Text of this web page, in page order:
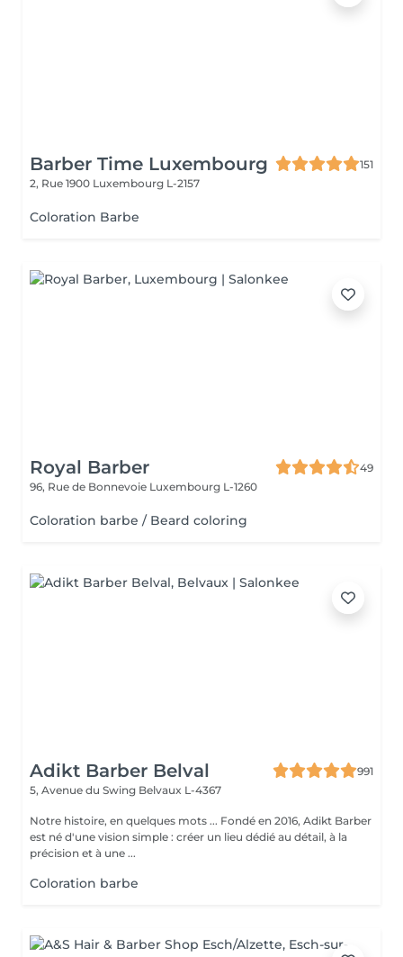
Barber Time Luxembourg
151
2, Rue 1900 Luxembourg L-2157
Coloration Barbe
Royal Barber
49
96, Rue de Bonnevoie Luxembourg L-1260
Coloration barbe / Beard coloring
Adikt Barber Belval
991
5, Avenue du Swing Belvaux L-4367
Notre histoire, en quelques mots ... Fondé en 2016, Adikt Barber
est né d'une vision simple : créer un lieu dédié au détail, à la
précision et à une ...
Coloration barbe